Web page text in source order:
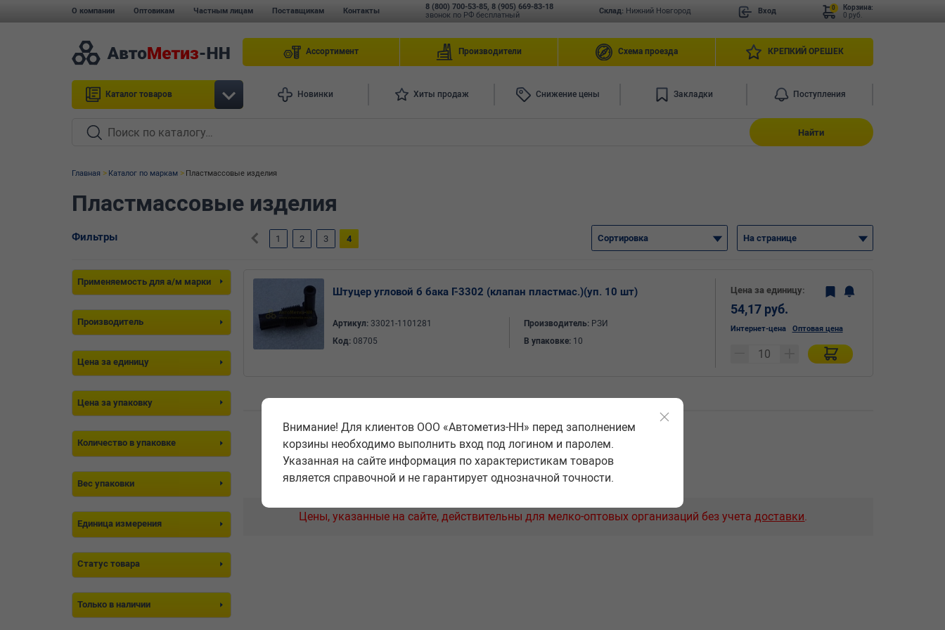
О компании Оптовикам Частным лицам Поставщикам Контакты 8 (800) 700-53-85, 8 (905) 669-83-18
звонок по РФ бесплатный
Склад: Нижний Новгород Вход
Корзина:
0 руб.
0
Ассортимент Производители Схема проезда КРЕПКИЙ ОРЕШЕК
Каталог товаров Новинки Хиты продаж Снижение цены Закладки Поступления
Найти
Главная Каталог по маркам Пластмассовые изделия
Пластмассовые изделия
Фильтры 1 2 3 4 Сортировка На странице
Применяемость для а/м марки
Производитель
Цена за единицу
Цена за упаковку
Количество в упаковке
Вес упаковки
Единица измерения
Статус товара
Только в наличии
Штуцер угловой б бака Г-3302 (клапан пластмас.)(уп. 10 шт)
Артикул: 33021-1101281
Код: 08705
Производитель: РЗИ
В упаковке: 10
Цена за единицу:
54,17 руб.
Интернет-цена Оптовая цена
1 2 3 4
Цены, указанные на сайте, действительны для мелко-оптовых организаций без учета доставки
Внимание! Для клиентов ООО «Автометиз-НН» перед заполнением
корзины необходимо выполнить вход под логином и паролем.
Указанная на сайте информация по характеристикам товаров
является справочной и не гарантирует однозначной точности.